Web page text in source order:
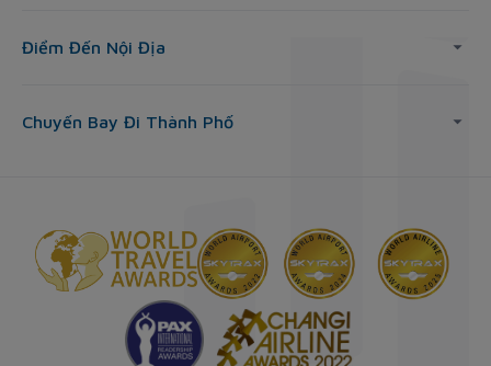
Điểm Đến Nội Địa
Chuyến Bay Đi Thành Phố